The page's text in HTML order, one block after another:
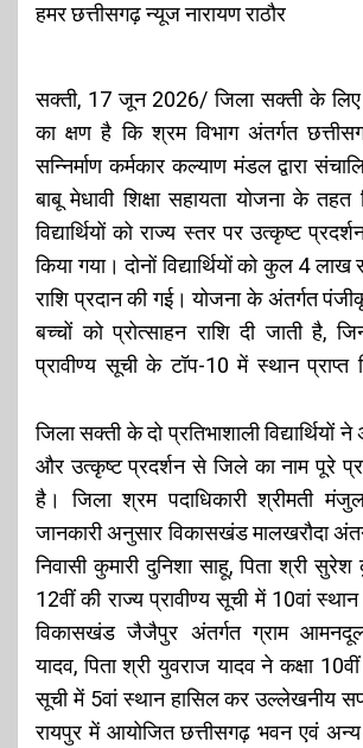
हमर छत्तीसगढ़ न्यूज नारायण राठौर
सक्ती, 17 जून 2026/ जिला सक्ती के लिए
का क्षण है कि श्रम विभाग अंतर्गत
सन्निर्माण कर्मकार कल्याण मंडल द्वारा
बाबू मेधावी शिक्षा सहायता योजना के
विद्यार्थियों को राज्य स्तर पर उत्कृष्ट
किया गया। दोनों विद्यार्थियों को कुल 4
राशि प्रदान की गई। योजना के अंतर्गत
बच्चों को प्रोत्साहन राशि दी जाती है,
प्रावीण्य सूची के टॉप-10 में स्थान प्राप्त
जिला सक्ती के दो प्रतिभाशाली
और उत्कृष्ट प्रदर्शन से जिले का नाम पूरे
है। जिला श्रम पदाधिकारी श्रीमती
जानकारी अनुसार विकासखंड मालखरौदा
निवासी कुमारी दुनिशा साहू, पिता श्री
12वीं की राज्य प्रावीण्य सूची में 10वां स्थान
विकासखंड जैजैपुर अंतर्गत ग्राम
यादव, पिता श्री युवराज यादव ने कक्षा 10वीं
सूची में 5वां स्थान हासिल कर उल्लेखनीय
रायपुर में आयोजित छत्तीसगढ़ भवन एवं अन्य